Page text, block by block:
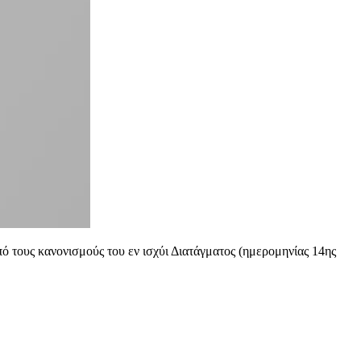
κανονισμούς του εν ισχύι Διατάγματος (ημερομηνίας 14ης